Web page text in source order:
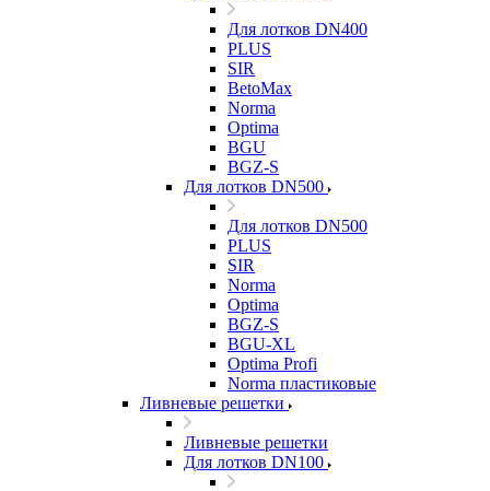
Для лотков DN400
PLUS
SIR
BetoMax
Norma
Optima
BGU
BGZ-S
Для лотков DN500
Для лотков DN500
PLUS
SIR
Norma
Optima
BGZ-S
BGU-XL
Optima Profi
Norma пластиковые
Ливневые решетки
Ливневые решетки
Для лотков DN100